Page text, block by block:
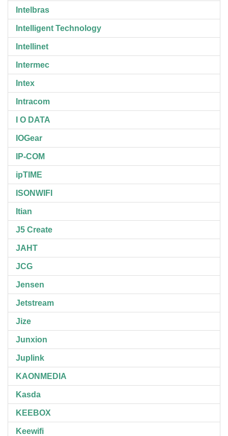
Intelbras
Intelligent Technology
Intellinet
Intermec
Intex
Intracom
I O DATA
IOGear
IP-COM
ipTIME
ISONWIFI
Itian
J5 Create
JAHT
JCG
Jensen
Jetstream
Jize
Junxion
Juplink
KAONMEDIA
Kasda
KEEBOX
Keewifi